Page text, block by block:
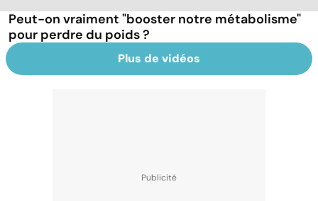
Peut-on vraiment "booster notre métabolisme"
pour perdre du poids ?
Plus de vidéos